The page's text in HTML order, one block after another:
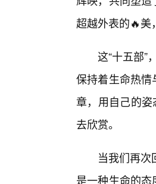
超越外表的🔥
这“十五部”
保持着生命热
章，用自己的
去欣赏。
当我们再次
是一种生命的